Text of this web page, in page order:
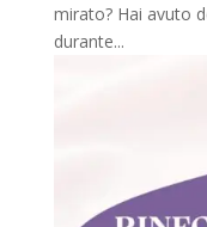
mirato? Hai avuto
durante...